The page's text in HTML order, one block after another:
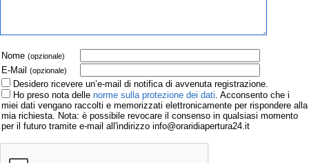
Nome (opzionale)
E-Mail (opzionale)
Desidero ricevere un’e-mail di notifica di avvenuta registrazione.
Ho preso nota delle norme sulla protezione dei dati. Acconsento che i
miei dati vengano raccolti e memorizzati elettronicamente per rispondere alla
mia richiesta. Nota: è possibile revocare il consenso in qualsiasi momento
per il futuro tramite e-mail all'indirizzo info@oraridiapertura24.it